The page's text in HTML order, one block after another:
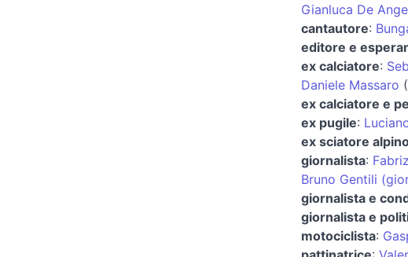
Gianluca De
cantautore:
editore e
ex calciatore:
Daniele Massaro
ex calciatore e
ex pugile:
ex sciatore
giornalista:
Bruno Gentili
giornalista e
giornalista e
motociclista: